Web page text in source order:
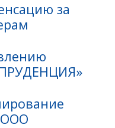
за
ООО